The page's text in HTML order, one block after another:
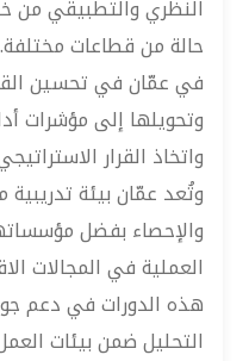
النظري والتطبيقي من
حالة من قطاعات
في عمّان في تحسين
وتحويلها إلى مؤشرات
واتخاذ القرار
وتُعد عمّان بيئة
والإحصاء بفضل
العملية في المجالات
هذه الدورات في دعم
التحليل ضمن بيئات